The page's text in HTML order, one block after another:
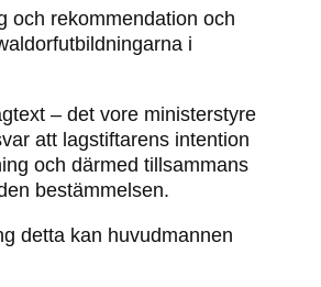
och rekommendation och
i
– det vore ministerstyre
att lagstiftarens intention
och därmed tillsammans
bestämmelsen.
detta kan huvudmannen